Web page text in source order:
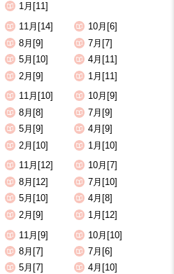
1月[11]
11月[14]
10月[6]
8月[9]
7月[7]
5月[10]
4月[11]
2月[9]
1月[11]
11月[10]
10月[9]
8月[8]
7月[9]
5月[9]
4月[9]
2月[10]
1月[10]
11月[12]
10月[7]
8月[12]
7月[10]
5月[10]
4月[8]
2月[9]
1月[12]
11月[9]
10月[10]
8月[7]
7月[6]
5月[7]
4月[10]